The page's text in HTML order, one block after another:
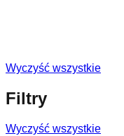
Wyczyść wszystkie
Filtry
Wyczyść wszystkie